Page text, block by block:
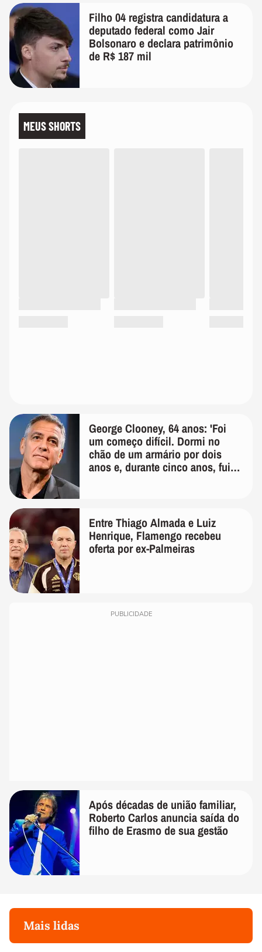
Filho 04 registra candidatura a
deputado federal como Jair
Bolsonaro e declara patrimônio
de R$ 187 mil
MEUS SHORTS
George Clooney, 64 anos: 'Foi
um começo difícil. Dormi no
chão de um armário por dois
anos e, durante cinco anos, fui
Entre Thiago Almada e Luiz
Henrique, Flamengo recebeu
oferta por ex-Palmeiras
PUBLICIDADE
Após décadas de união familiar,
Roberto Carlos anuncia saída do
filho de Erasmo de sua gestão
Mais lidas